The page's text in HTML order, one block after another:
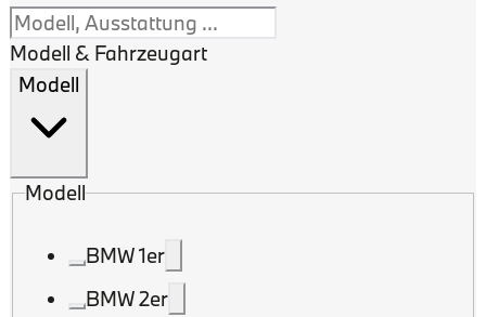
Modell & Fahrzeugart
Modell
Modell
BMW 1er
BMW 2er